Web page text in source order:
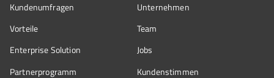
Kundenumfragen
Vorteile
Enterprise Solution
Partnerprogramm
Unternehmen
Team
Jobs
Kundenstimmen